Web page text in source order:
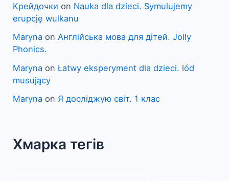
Крейдочки on Nauka dla dzieci. Symulujemy
erupcję wulkanu
Maryna onАнглійська мова для дітей. Jolly
Phonics.
Maryna onŁatwy eksperyment dla dzieci. lód
musujący
Maryna on Я досліджую світ. 1 клас
Хмарка тегів